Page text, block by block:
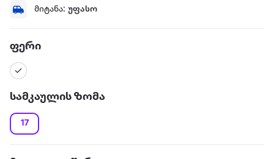
მიტანა: უფასო
ფერი
სამკაულის ზომა
17